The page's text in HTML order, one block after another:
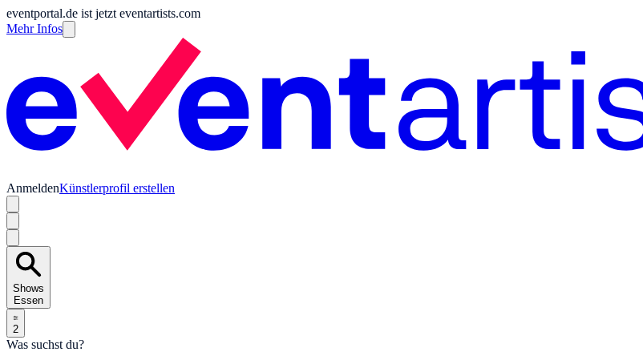
eventportal.de ist jetzt eventartists.com
Mehr Infos
AnmeldenKünstlerprofil erstellen
Shows
Essen
2
Was suchst du?